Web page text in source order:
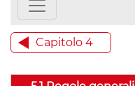
Capitolo 4